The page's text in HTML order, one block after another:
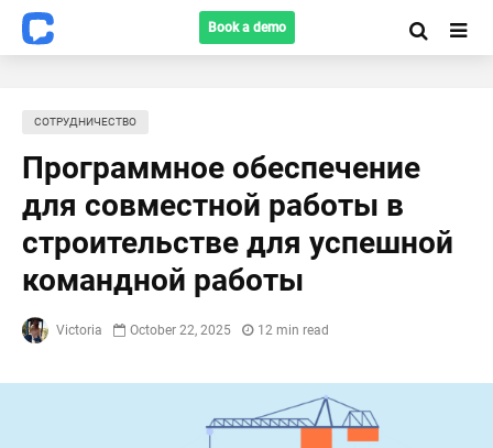
Book a demo
СОТРУДНИЧЕСТВО
Программное обеспечение
для совместной работы в
строительстве для успешной
командной работы
Victoria October 22, 2025 12 min read